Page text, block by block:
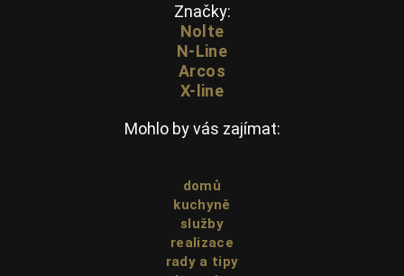
Značky:
Nolte
N-Line
Arcos
X-line
Mohlo by vás zajímat:
domů
kuchyně
služby
realizace
rady a tipy